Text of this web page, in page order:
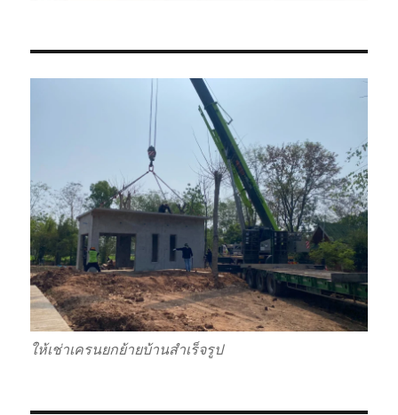
ให้เช่าเครนยกย้ายบ้านสำเร็จรูป